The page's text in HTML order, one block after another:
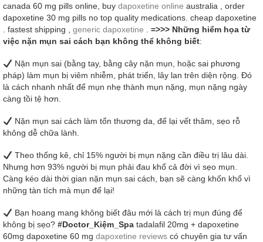
canada 60 mg pills online, buy dapoxetine online australia , order
dapoxetine 30 mg pills no top quality medications. cheap dapoxetine
. fastest shipping , generic dapoxetine
=>>> Những hiểm họa từ
việc nặn mụn sai cách bạn không thể không biết:
Nặn mụn sai (bằng tay, bằng cây nặn mụn, hoặc sai phương
pháp) làm mụn bị viêm nhiễm, phát triển, lây lan trên diện rộng. Đó
là cách nhanh nhất để mụn nhẹ thành mụn nặng, mụn nặng ngày
càng tồi tệ hơn.
Nặn mụn sai cách làm tổn thương da, để lại vết thâm, sẹo rỗ
không dễ chữa lành.
Theo thống kê, chỉ 15% người bị mụn nặng cần điều trị lâu dài.
Nhưng hơn 93% người bị mụn phải đau khổ cả đời vì sẹo mụn.
Càng kéo dài thời gian nặn mụn sai cách, bạn sẽ càng khốn khổ vì
những tàn tích mà mụn để lại!
Bạn hoang mang không biết đâu mới là cách trị mụn đúng để
không bị sẹo? #Doctor_Kiệm_Spa tadalafil 20mg + dapoxetine
60mg dapoxetine 60 mg dapoxetine reviews có chuyên gia tư vấn